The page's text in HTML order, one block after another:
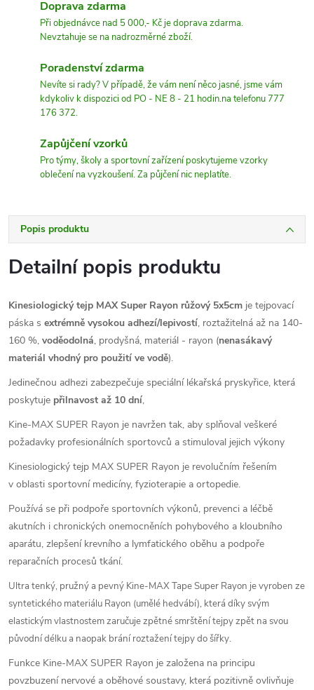
Doprava zdarma
Při objednávce nad 5 000,- Kč je doprava zdarma.
Nevztahuje se na nadrozměrné zboží.
Poradenství zdarma
Nevíte si rady? V případě, že vám není něco jasné, jsme vám
kdykoliv k dispozici od PO - NE 8 - 21 hodin.na telefonu 777
176 372.
Zapůjčení vzorků
Pro týmy, školy a sportovní zařízení poskytujeme vzorky
oblečení na vyzkoušení. Za půjčení nic neplatíte.
Popis produktu
Detailní popis produktu
Kinesiologický tejp MAX Super Rayon růžový 5x5cm je tejpovací
páska s extrémně vysokou adhezí/lepivostí, roztažitelná až na 140-
160 %, voděodolná, prodyšná, materiál - rayon (nenasákavý
materiál vhodný pro použití ve vodě).
Jedinečnou adhezi zabezpečuje speciální lékařská pryskyřice, která
poskytuje přilnavost až 10 dní,
Kine-MAX SUPER Rayon je navržen tak, aby splňoval veškeré
požadavky profesionálních sportovců a stimuloval jejich výkony
Kinesiologický tejp MAX SUPER Rayon je revolučním řešením
v oblasti sportovní medicíny, fyzioterapie a ortopedie.
Používá se při podpoře sportovních výkonů, prevenci a léčbě
akutních i chronických onemocněních pohybového a kloubního
aparátu, zlepšení krevního a lymfatického oběhu a podpoře
reparačních procesů tkání.
Ultra tenký, pružný a pevný Kine-MAX Tape Super Rayon je vyroben ze
syntetického materiálu Rayon (umělé hedvábí), která díky svým
elastickým vlastnostem zaručuje zpětné smrštění tejpy zpět na svou
původní délku a naopak brání roztažení tejpy do šířky.
Funkce Kine-MAX SUPER Rayon je založena na principu
povzbuzení nervové a oběhové soustavy, která pozitivně ovlivňuje